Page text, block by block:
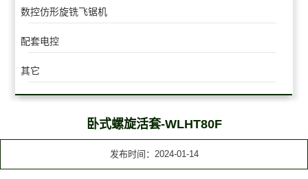
数控仿形旋铣飞锯机
配套电控
其它
卧式螺旋活套-WLHT80F
发布时间：2024-01-14